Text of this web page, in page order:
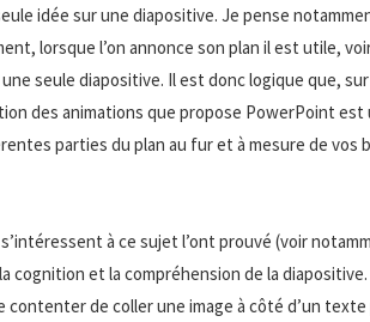
idée sur une diapositive. Je pense
lorsque l’on annonce son plan il est utile,
seule diapositive. Il est donc logique que, sur
des animations que propose PowerPoint est
parties du plan au fur et à mesure de vos
à ce sujet l’ont prouvé (voir
cognition et la compréhension de la
contenter de coller une image à côté d’un